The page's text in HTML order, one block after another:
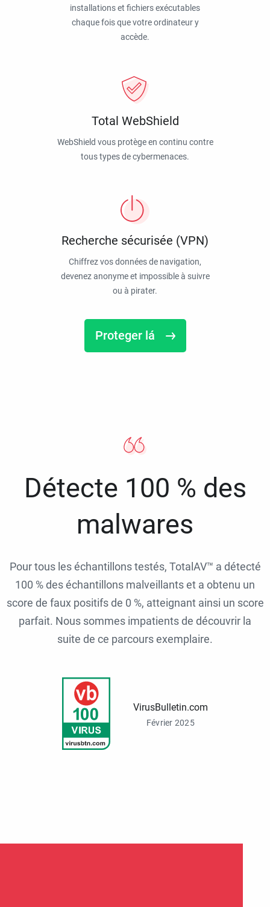
installations et fichiers exécutables
chaque fois que votre ordinateur y
accède.
Total WebShield
WebShield vous protège en continu contre
tous types de cybermenaces.
Recherche sécurisée (VPN)
Chiffrez vos données de navigation,
devenez anonyme et impossible à suivre
ou à pirater.
Proteger lá
Détecte 100 % des
malwares
Pour tous les échantillons testés, TotalAV™ a détecté
100 % des échantillons malveillants et a obtenu un
score de faux positifs de 0 %, atteignant ainsi un score
parfait. Nous sommes impatients de découvrir la
suite de ce parcours exemplaire.
VirusBulletin.com
Février 2025